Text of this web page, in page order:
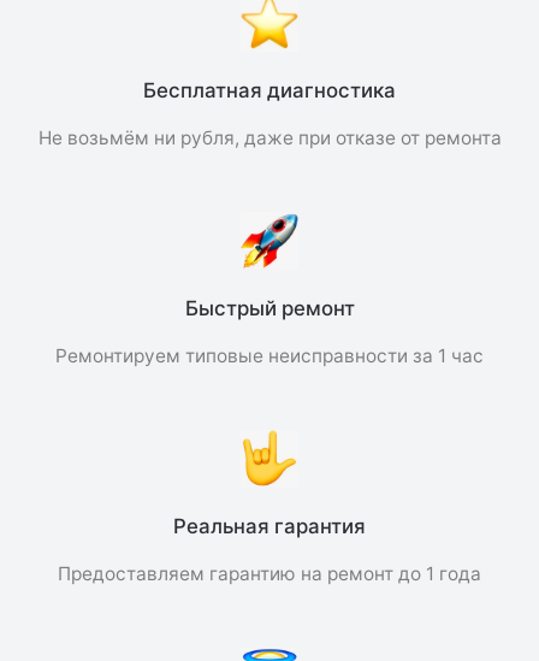
Бесплатная диагностика
Не возьмём ни рубля, даже при отказе от ремонта
Быстрый ремонт
Ремонтируем типовые неисправности за 1 час
Реальная гарантия
Предоставляем гарантию на ремонт до 1 года